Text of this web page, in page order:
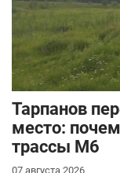
Тарпанов
место:
трассы М6
07 августа 2026